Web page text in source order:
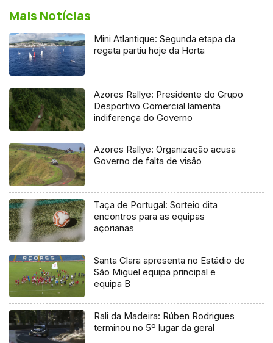
Mais Notícias
Mini Atlantique: Segunda etapa da
regata partiu hoje da Horta
Azores Rallye: Presidente do Grupo
Desportivo Comercial lamenta
indiferença do Governo
Azores Rallye: Organização acusa
Governo de falta de visão
Taça de Portugal: Sorteio dita
encontros para as equipas
açorianas
Santa Clara apresenta no Estádio de
São Miguel equipa principal e
equipa B
Rali da Madeira: Rúben Rodrigues
terminou no 5º lugar da geral